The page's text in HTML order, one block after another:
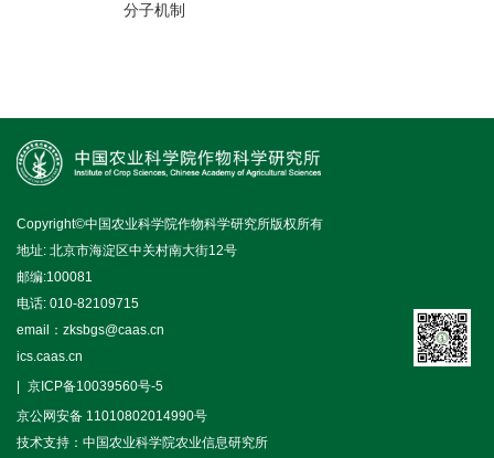
分子机制
Copyright©中国农业科学院作物科学研究所版权所有
地址: 北京市海淀区中关村南大街12号
邮编:100081
电话: 010-82109715
email：zksbgs@caas.cn
ics.caas.cn
京ICP备10039560号-5
京公网安备 11010802014990号
技术支持：中国农业科学院农业信息研究所